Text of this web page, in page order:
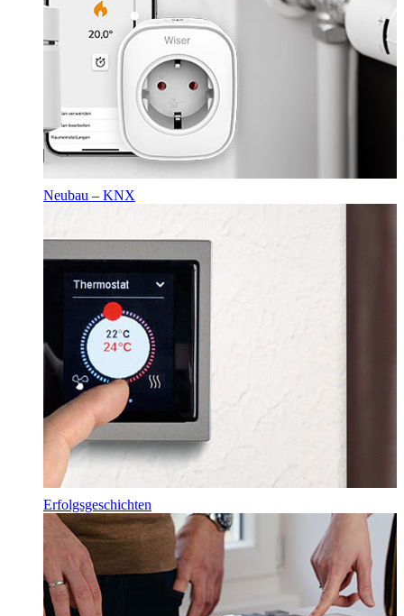
Neubau – KNX
Erfolgsgeschichten